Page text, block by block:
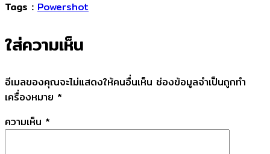
Tags : Powershot
ใส่ความเห็น
อีเมลของคุณจะไม่แสดงให้คนอื่นเห็น ช่องข้อมูลจำเป็นถูกทำ
เครื่องหมาย *
ความเห็น *